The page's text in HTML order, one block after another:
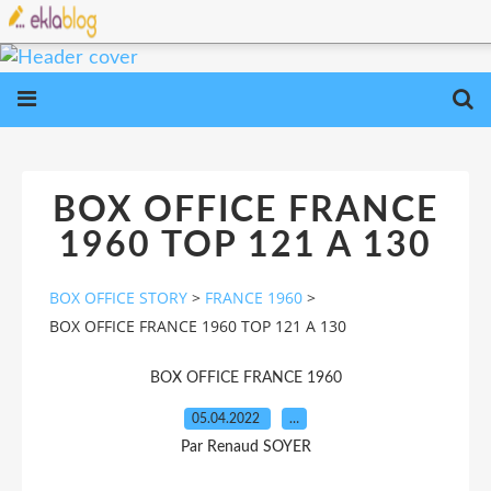
BOX OFFICE FRANCE
1960 TOP 121 A 130
BOX OFFICE STORY > FRANCE 1960 >
BOX OFFICE FRANCE 1960 TOP 121 A 130
BOX OFFICE FRANCE 1960
05.04.2022 …
Par Renaud SOYER